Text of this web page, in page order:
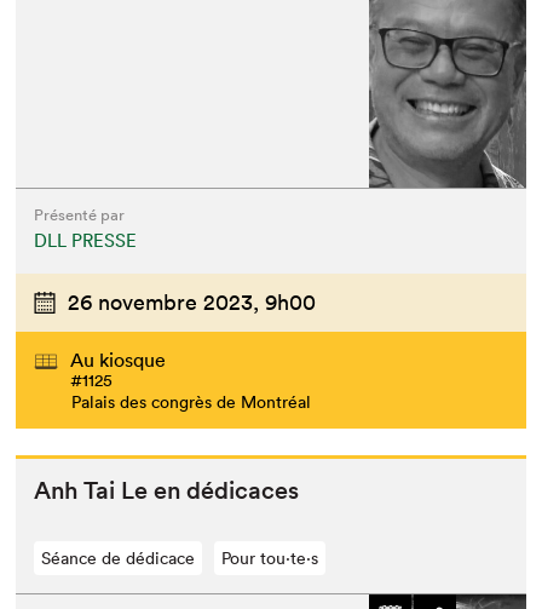
Présenté par
DLL PRESSE
26 novembre 2023, 9h00
Au kiosque
#1125
Palais des congrès de Montréal
Anh Tai Le en dédicaces
Séance de dédicace Pour tou⋅te⋅s